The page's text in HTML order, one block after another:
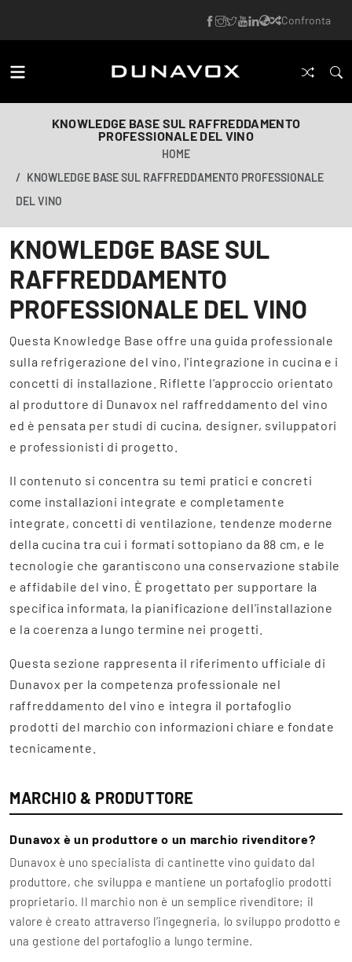
Confronta
KNOWLEDGE BASE SUL RAFFREDDAMENTO
PROFESSIONALE DEL VINO
HOME
KNOWLEDGE BASE SUL RAFFREDDAMENTO PROFESSIONALE
DEL VINO
KNOWLEDGE BASE SUL
RAFFREDDAMENTO
PROFESSIONALE DEL VINO
Questa Knowledge Base offre una guida professionale
sulla refrigerazione del vino, l'integrazione in cucina e i
concetti di installazione. Riflette l'approccio orientato
al produttore di Dunavox nel raffreddamento del vino
ed è pensata per studi di cucina, designer, sviluppatori
e professionisti di progetto.
Il contenuto si concentra su temi pratici e concreti
come installazioni integrate e completamente
integrate, concetti di ventilazione, tendenze moderne
della cucina tra cui i formati sottopiano da 88 cm, e le
tecnologie che garantiscono una conservazione stabile
e affidabile del vino. È progettato per supportare la
specifica informata, la pianificazione dell'installazione
e la coerenza a lungo termine nei progetti.
Questa sezione rappresenta il riferimento ufficiale di
Dunavox per la competenza professionale nel
raffreddamento del vino e integra il portafoglio
prodotti del marchio con informazioni chiare e fondate
tecnicamente.
MARCHIO & PRODUTTORE
Dunavox è un produttore o un marchio rivenditore?
Dunavox è uno specialista di cantinette vino guidato dal
produttore, che sviluppa e mantiene un portafoglio prodotti
proprietario. Il marchio non è un semplice rivenditore; il
valore è creato attraverso l’ingegneria, lo sviluppo prodotto e
una gestione del portafoglio a lungo termine.